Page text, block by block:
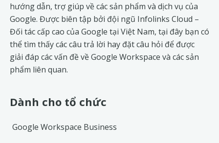
hướng dẫn, trợ giúp về các sản phẩm và dịch vụ của
Google. Được biên tập bởi đội ngũ Infolinks Cloud –
Đối tác cấp cao của Google tại Việt Nam, tại đây bạn có
thể tìm thấy các câu trả lời hay đặt câu hỏi để được
giải đáp các vấn đề vềGoogle Workspace và các sản
phẩm liên quan.
Dành cho tổ chức
Google Workspace Business